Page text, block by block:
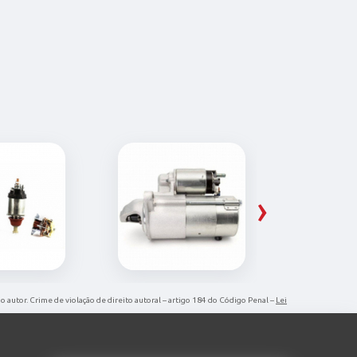
›
Crime de violação de direito autoral – artigo 184 do Código Penal – Lei